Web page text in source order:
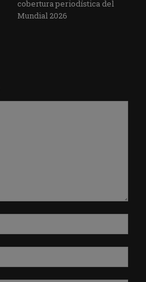
cobertura periodística del
Mundial 2026